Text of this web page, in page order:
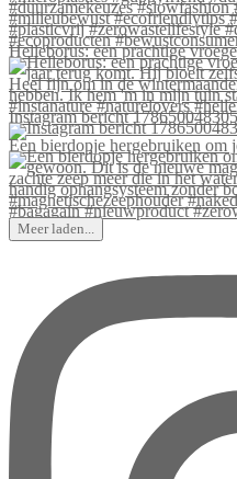
Helleborus: een prachtige
Instagram bericht
Een bierdopje hergebruiken om
Meer laden...